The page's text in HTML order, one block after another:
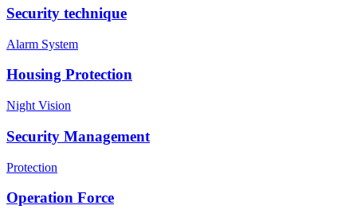
Security technique
Alarm System
Housing Protection
Night Vision
Security Management
Protection
Operation Force